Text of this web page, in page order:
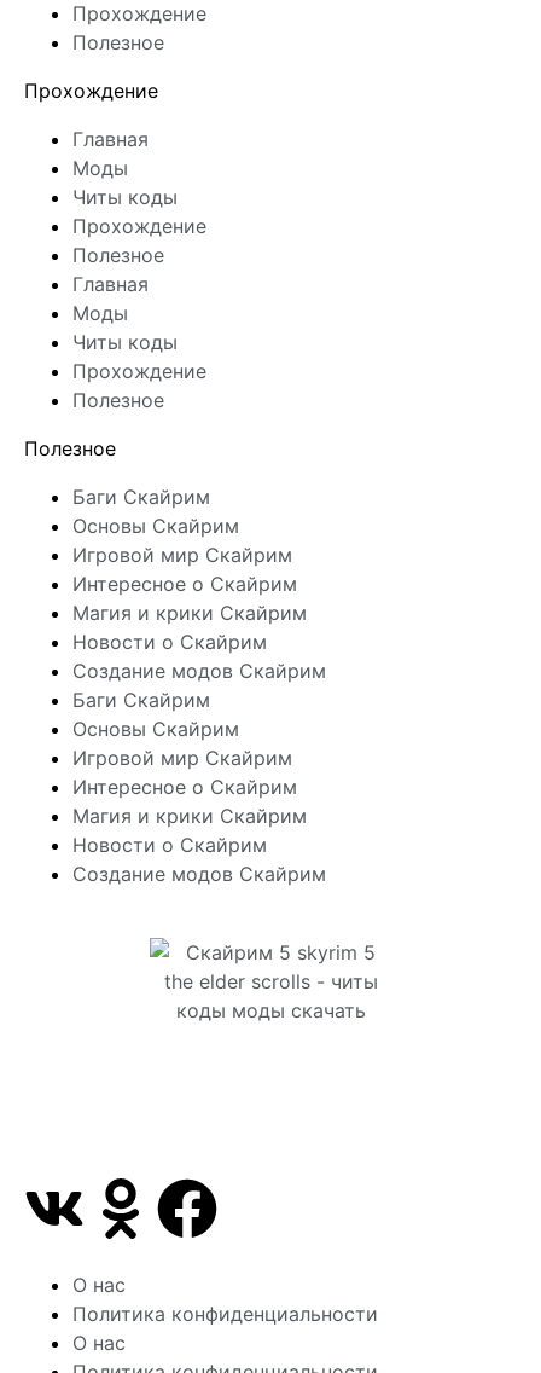
Прохождение
Полезное
Прохождение
Главная
Моды
Читы коды
Прохождение
Полезное
Главная
Моды
Читы коды
Прохождение
Полезное
Полезное
Баги Скайрим
Основы Скайрим
Игровой мир Скайрим
Интересное о Скайрим
Магия и крики Скайрим
Новости о Скайрим
Создание модов Скайрим
Баги Скайрим
Основы Скайрим
Игровой мир Скайрим
Интересное о Скайрим
Магия и крики Скайрим
Новости о Скайрим
Создание модов Скайрим
О нас
Политика конфиденциальности
О нас